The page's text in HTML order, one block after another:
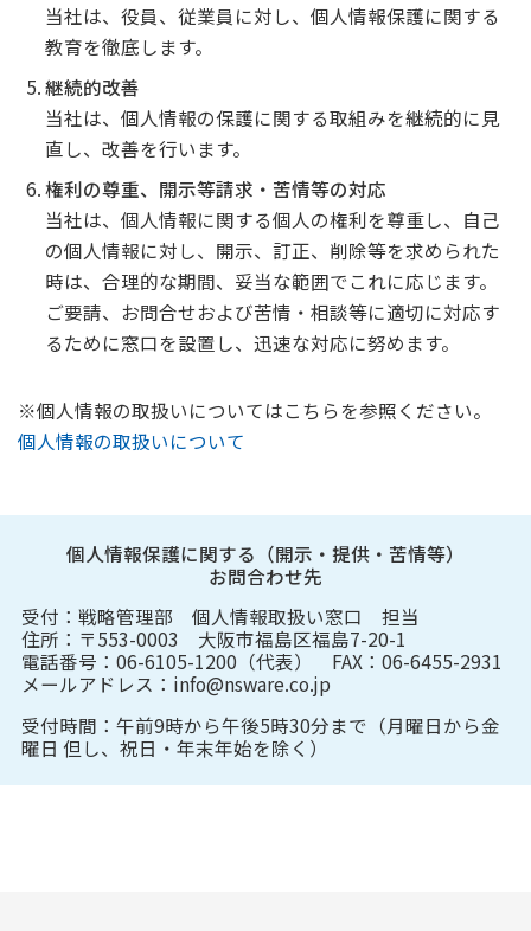
当社は、役員、従業員に対し、個人情報保護に関する
教育を徹底します。
継続的改善
当社は、個人情報の保護に関する取組みを継続的に見
直し、改善を行います。
権利の尊重、開示等請求・苦情等の対応
当社は、個人情報に関する個人の権利を尊重し、自己
の個人情報に対し、開示、訂正、削除等を求められた
時は、合理的な期間、妥当な範囲でこれに応じます。
ご要請、お問合せおよび苦情・相談等に適切に対応す
るために窓口を設置し、迅速な対応に努めます。
※個人情報の取扱いについてはこちらを参照ください。
個人情報の取扱いについて
個人情報保護に関する（開示・提供・苦情等）
お問合わせ先
受付：戦略管理部 個人情報取扱い窓口 担当
住所：〒553-0003 大阪市福島区福島7-20-1
電話番号： 06-6105-1200（代表）
FAX：06-6455-2931
メールアドレス： info@nsware.co.jp
受付時間：午前9時から午後5時30分まで（月曜日から金
曜日 但し、祝日・年末年始を除く）